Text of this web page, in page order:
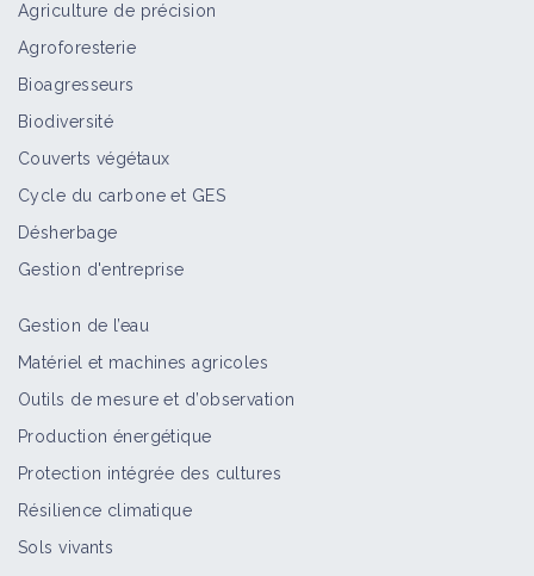
Chaulage
Fiche technique
Agriculture de précision
Agroforesterie
Bioagresseurs
Biodiversité
Couverts végétaux
Cycle du carbone et GES
Désherbage
Gestion d'entreprise
Gestion de l’eau
Matériel et machines agricoles
Outils de mesure et d’observation
Production énergétique
Protection intégrée des cultures
Résilience climatique
Sols vivants